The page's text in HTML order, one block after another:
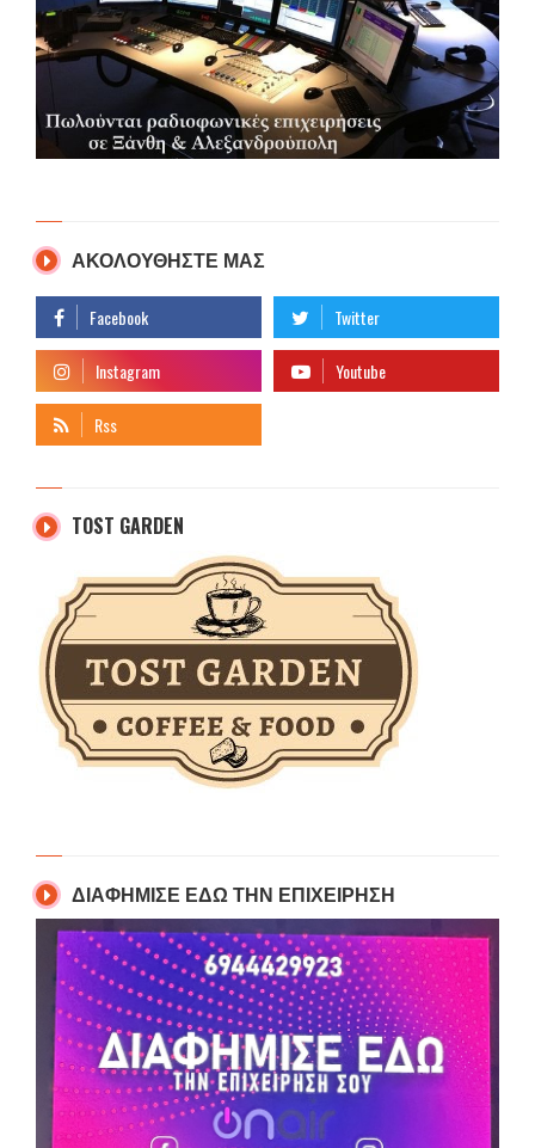
ΑΚΟΛΟΥΘΗΣΤΕ ΜΑΣ
TOST GARDEN
ΔΙΑΦΗΜΙΣΕ ΕΔΩ ΤΗΝ ΕΠΙΧΕΙΡΗΣΗ